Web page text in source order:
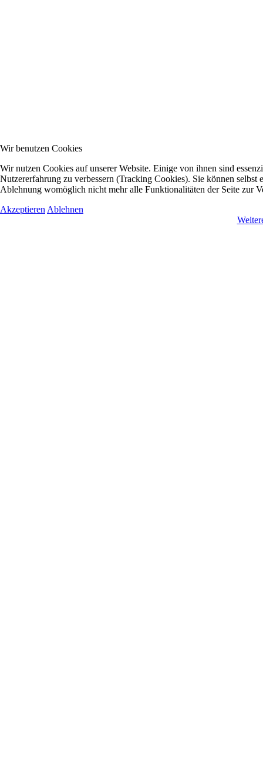
Wir benutzen Cookies
Wir nutzen Cookies auf unserer Website. Einige von ihnen sind
Nutzererfahrung zu verbessern (Tracking Cookies). Sie können selbst
Ablehnung womöglich nicht mehr alle Funktionalitäten der Seite zur
Akzeptieren Ablehnen